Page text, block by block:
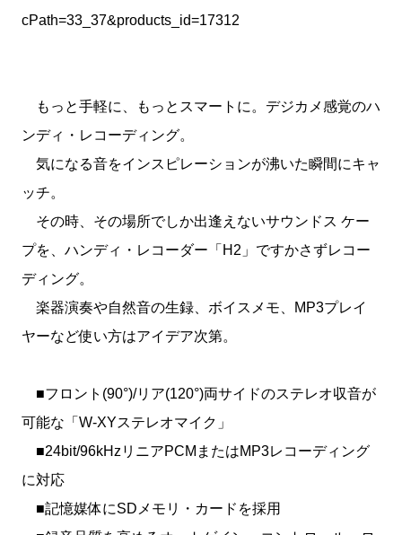
cPath=33_37&products_id=17312
もっと手軽に、もっとスマートに。デジカメ感覚のハ
ンディ・レコーディング。
気になる音をインスピレーションが沸いた瞬間にキャ
ッチ。
その時、その場所でしか出逢えないサウンドス ケー
プを、ハンディ・レコーダー「H2」ですかさずレコー
ディング。
楽器演奏や自然音の生録、ボイスメモ、MP3プレイ
ヤーなど使い方はアイデア次第。
■フロント(90°)/リア(120°)両サイドのステレオ収音が
可能な「W-XYステレオマイク」
■24bit/96kHzリニアPCMまたはMP3レコーディング
に対応
■記憶媒体にSDメモリ・カードを採用